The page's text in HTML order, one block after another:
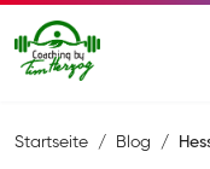
Startseite Blog